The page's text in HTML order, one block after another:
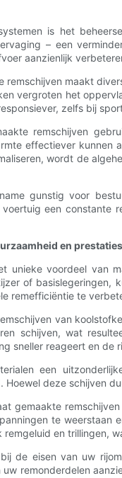
is het
– een
aanzienlijk
maakt
vergroten het
zelfs bij
remschijven
effectiever kunnen
wordt de
gunstig voor
een constante
en
unieke voordeel van
of
remefficiëntie te
van
schijven, wat
sneller reageert en de
een
Hoewel deze schijven
gemaakte
te
en trillingen,
de eisen van uw
remonderdelen